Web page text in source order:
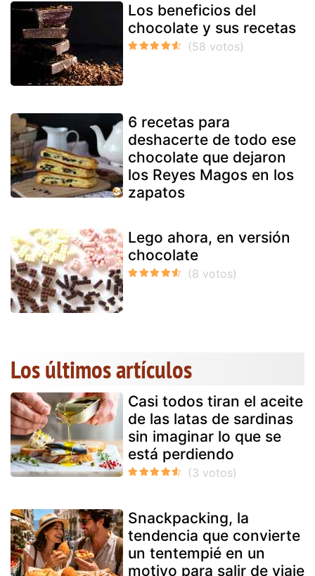
Los beneficios del
chocolate y sus recetas
6 recetas para
deshacerte de todo ese
chocolate que dejaron
los Reyes Magos en los
zapatos
Lego ahora, en versión
chocolate
Los últimos artículos
Casi todos tiran el aceite
de las latas de sardinas
sin imaginar lo que se
está perdiendo
Snackpacking, la
tendencia que convierte
un tentempié en un
motivo para salir de viaje